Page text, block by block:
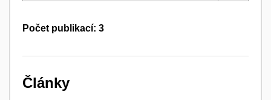
Počet publikací: 3
Články